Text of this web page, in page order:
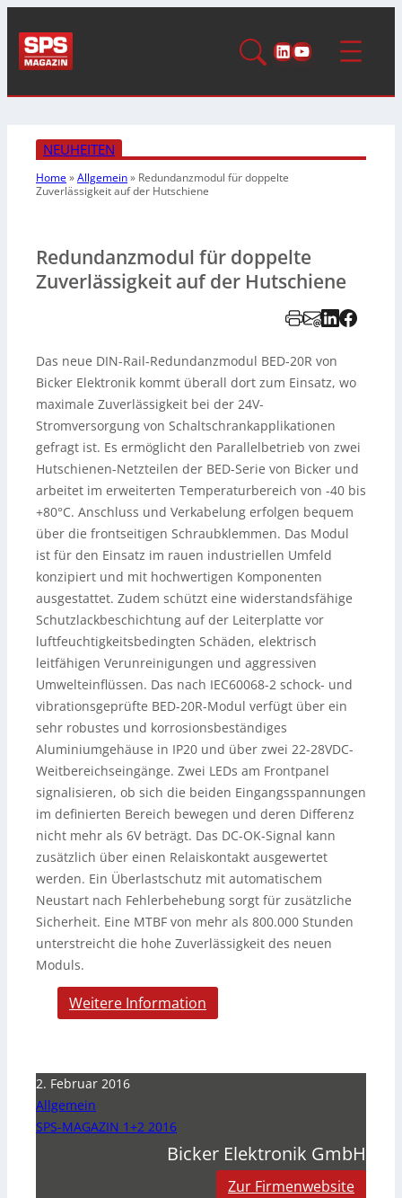
LinkedIn
YouTube
NEUHEITEN
Home»Allgemein» Redundanzmodul für doppelte
Zuverlässigkeit auf der Hutschiene
Redundanzmodul für doppelte
Zuverlässigkeit auf der Hutschiene
Das neue DIN-Rail-Redundanzmodul BED-20R von
Bicker Elektronik kommt überall dort zum Einsatz, wo
maximale Zuverlässigkeit bei der 24V-
Stromversorgung von Schaltschrankapplikationen
gefragt ist. Es ermöglicht den Parallelbetrieb von zwei
Hutschienen-Netzteilen der BED-Serie von Bicker und
arbeitet im erweiterten Temperaturbereich von -40 bis
+80°C. Anschluss und Verkabelung erfolgen bequem
über die frontseitigen Schraubklemmen. Das Modul
ist für den Einsatz im rauen industriellen Umfeld
konzipiert und mit hochwertigen Komponenten
ausgestattet. Zudem schützt eine widerstandsfähige
Schutzlackbeschichtung auf der Leiterplatte vor
luftfeuchtigkeitsbedingten Schäden, elektrisch
leitfähigen Verunreinigungen und aggressiven
Umwelteinflüssen. Das nach IEC60068-2 schock- und
vibrationsgeprüfte BED-20R-Modul verfügt über ein
sehr robustes und korrosionsbeständiges
Aluminiumgehäuse in IP20 und über zwei 22-28VDC-
Weitbereichseingänge. Zwei LEDs am Frontpanel
signalisieren, ob sich die beiden Eingangsspannungen
im definierten Bereich bewegen und deren Differenz
nicht mehr als 6V beträgt. Das DC-OK-Signal kann
zusätzlich über einen Relaiskontakt ausgewertet
werden. Ein Überlastschutz mit automatischem
Neustart nach Fehlerbehebung sorgt für zusätzliche
Sicherheit. Eine MTBF von mehr als 800.000 Stunden
unterstreicht die hohe Zuverlässigkeit des neuen
Moduls.
Weitere Information
2. Februar 2016
Allgemein
SPS-MAGAZIN 1+2 2016
Bicker Elektronik GmbH
Zur Firmenwebsite